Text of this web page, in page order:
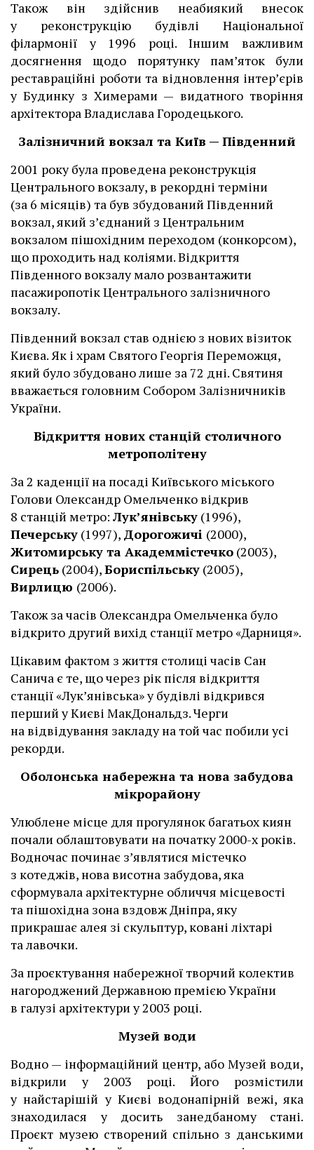
Також він здійснив неабиякий внесок
у реконструкцію будівлі Національної
філармонії у 1996 році. Іншим важливим
досягнення щодо порятунку пам’яток були
реставраційні роботи та відновлення інтер’єрів
у Будинку з Химерами — видатного творіння
архітектора Владислава Городецького.
Залізничний вокзал та Київ — Південний
2001 року була проведена реконструкція
Центрального вокзалу, в рекордні терміни
(за 6 місяців) та був збудований Південний
вокзал, який з’єднаний з Центральним
вокзалом пішохідним переходом (конкорсом),
що проходить над коліями. Відкриття
Південного вокзалу мало розвантажити
пасажиропотік Центрального залізничного
вокзалу.
Південний вокзал став однією з нових візиток
Києва. Як і храм Святого Георгія Переможця,
який було збудовано лише за 72 дні. Святиня
вважається головним Собором Залізничників
України.
Відкриття нових станцій столичного
метрополітену
За 2 каденції на посаді Київського міського
Голови Олександр Омельченко відкрив
8 станцій метро: Лук’янівську (1996),
Печерську (1997), Дорогожичі (2000),
Житомирську та Академмістечко (2003),
Сирець (2004),Бориспільську (2005),
Вирлицю (2006).
Також за часів Олександра Омельченка було
відкрито другий вихід станції метро «Дарниця».
Цікавим фактом з життя столиці часів Сан
Санича є те, що через рік після відкриття
станції «Лук’янівська» у будівлі відкрився
перший у Києві МакДональдз. Черги
на відвідування закладу на той час побили усі
рекорди.
Оболонська набережна та нова забудова
мікрорайону
Улюблене місце для прогулянок багатьох киян
почали облаштовувати на початку 2000-х років.
Водночас починає з’являтися містечко
з котеджів, нова висотна забудова, яка
сформувала архітектурне обличчя місцевості
та пішохідна зона вздовж Дніпра, яку
прикрашає алея зі скульптур, ковані ліхтарі
та лавочки.
За проєктування набережної творчий колектив
нагороджений Державною премією України
в галузі архітектури у 2003 році.
Музей води
Водно — інформаційний центр, або Музей води,
відкрили у 2003 році. Його розмістили
у найстарішій у Києві водонапірній вежі, яка
знаходилася у досить занедбаному стані.
Проєкт музею створений спільно з данськими